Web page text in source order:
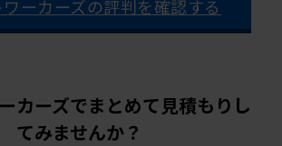
ーカーズの評判を確認する
カーズでまとめて見積もりし
てみませんか？